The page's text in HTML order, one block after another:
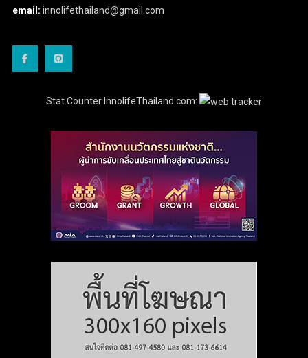
email: innolifethailand@gmail.com
Stat Counter InnolifeThailand.com: